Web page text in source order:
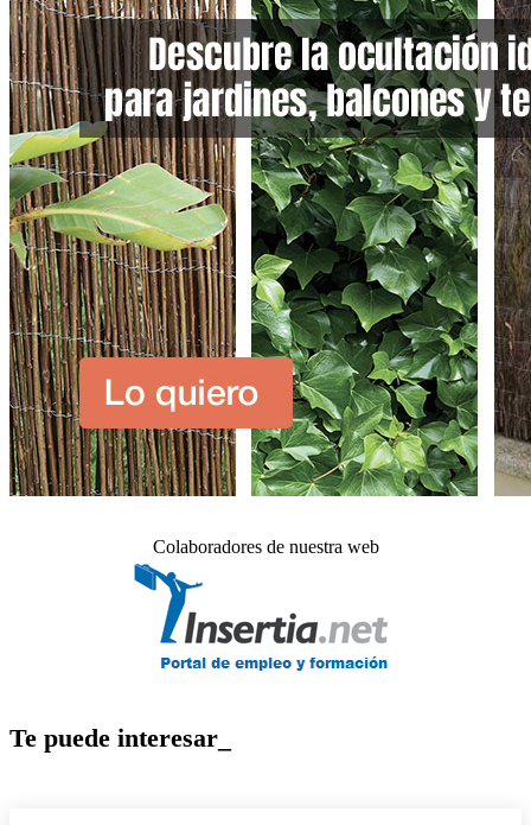
Colaboradores de nuestra web
Te puede interesar_